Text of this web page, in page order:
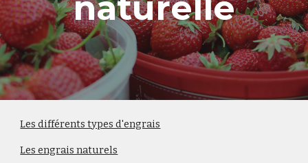
Les différents types d'engrais
Les engrais naturels